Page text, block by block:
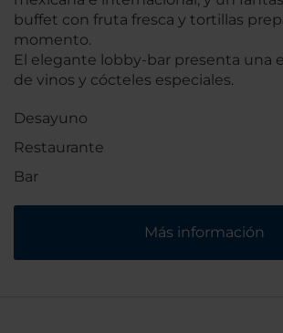
buffet con fruta fresca y tortillas
momento.
El elegante lobby-bar presenta una
de vinos y cócteles especiales.
Desayuno
Restaurante
Bar
Más información